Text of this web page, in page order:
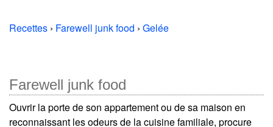
Recettes › Farewell junk food › Gelée
Farewell junk food
Ouvrir la porte de son appartement ou de sa maison en
reconnaissant les odeurs de la cuisine familiale, procure